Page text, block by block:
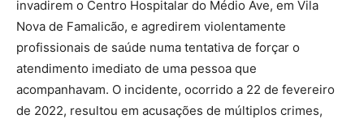
invadirem o Centro Hospitalar do Médio Ave, em Vila
Nova de Famalicão, e agredirem violentamente
profissionais de saúde numa tentativa de forçar o
atendimento imediato de uma pessoa que
acompanhavam. O incidente, ocorrido a 22 de fevereiro
de 2022, resultou em acusações de múltiplos crimes,